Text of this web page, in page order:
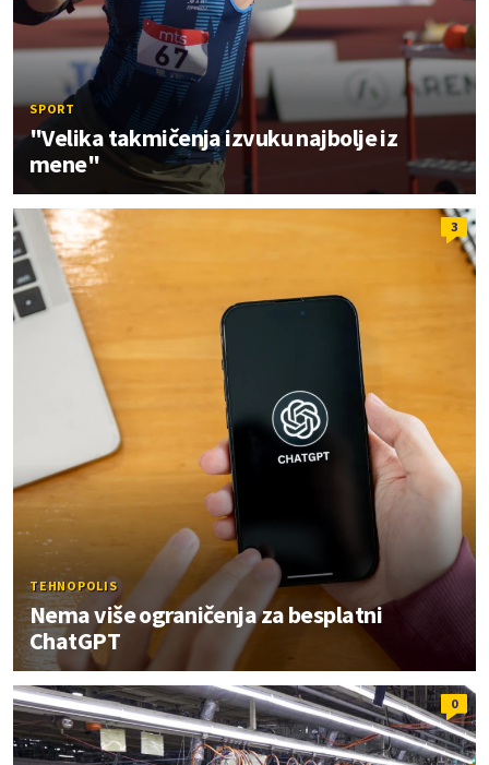
SPORT
"Velika takmičenja izvuku najbolje iz
mene"
3
TEHNOPOLIS
Nema više ograničenja za besplatni
ChatGPT
0